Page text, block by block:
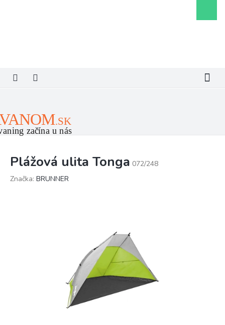
košík
Plážová ulita Tonga 072/248
Značka: BRUNNER